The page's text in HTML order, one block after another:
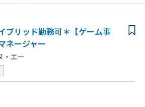
ーとのビジネスコミュニケーション
門家、開発チームとの連携
発活動全般
コンサルティング
ける各種コンサルティングプロジェクトをリー
業性評価、薬価予測、薬価戦略、プライシング
床開発戦略、マーケティング戦略、事業戦略、
企業、CRO、ヘルスケア企業等での勤務経験
おけるコンサルティング経験
の理解
ルヘルス、SaaS、プラットフォームビジネス
者、プロダクトマネージャーの経験
ての経験
エンティスト、外部開発パートナーとの協働経
ブリッド勤務可＊【ゲーム事
ネージャー
・エー